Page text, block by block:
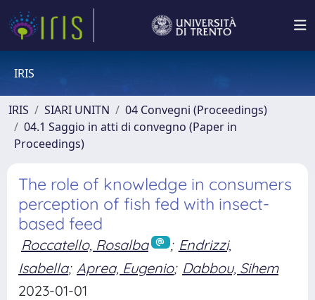
IRIS
IRIS SIARI UNITN
04 Convegni (Proceedings)
04.1 Saggio in atti di convegno (Paper in
Proceedings)
The role of knowledge in consumers
perception of fish fed with insect-
based feed
Roccatello, Rosalba ; Endrizzi,
Isabella; Aprea, Eugenio; Dabbou, Sihem
2023-01-01